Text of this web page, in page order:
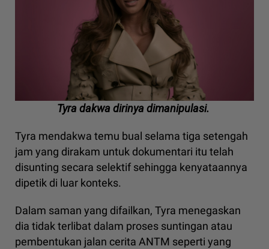
Tyra dakwa dirinya dimanipulasi.
Tyra mendakwa temu bual selama tiga setengah
jam yang dirakam untuk dokumentari itu telah
disunting secara selektif sehingga kenyataannya
dipetik di luar konteks.
Dalam saman yang difailkan, Tyra menegaskan
dia tidak terlibat dalam proses suntingan atau
pembentukan jalan cerita ANTM seperti yang